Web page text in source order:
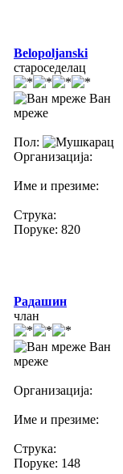
Belopoljanski
староседелац
Ван
мреже
Пол:
Организација:
Име и презиме:
Струка:
Поруке: 820
Радашин
члан
Ван
мреже
Организација:
Име и презиме:
Струка:
Поруке: 148